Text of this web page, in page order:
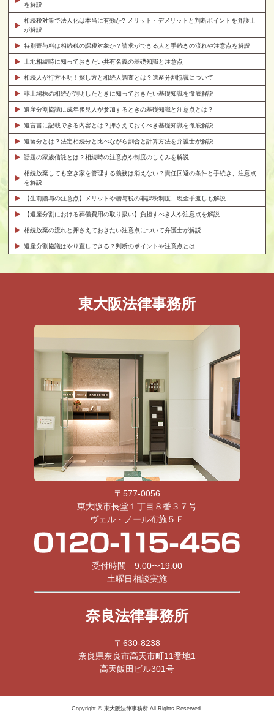
を解説
相続税対策で法人化は本当に有効か? メリット・デメリットと判断ポイントを弁護士
が解説
特別寄与料は相続税の課税対象か？請求ができる人と手続きの流れや注意点を解説
土地相続時に知っておきたい共有名義の基礎知識と注意点
相続人が行方不明！探し方と相続人調査とは？遺産分割協議について
非上場株の相続が判明したときに知っておきたい基礎知識を徹底解説
遺産分割協議に成年後見人が参加するときの基礎知識と注意点とは？
遺言書に記載できる内容とは？押さえておくべき基礎知識を徹底解説
遺留分とは？法定相続分と比べながら割合と計算方法を弁護士が解説
話題の家族信託とは？相続時の注意点や制度のしくみを解説
相続放棄しても空き家を管理する義務は消えない？責任回避の条件と手続き、注意点
を解説
【生前贈与の注意点】メリットや贈与税の非課税制度、現金手渡しも解説
【遺産分割における葬儀費用の取り扱い】負担すべき人や注意点を解説
相続放棄の流れと押さえておきたい注意点について弁護士が解説
遺産分割協議はやり直しできる？判断のポイントや注意点とは
東大阪法律事務所
〒577-0056
東大阪市長堂１丁目８番３７号
ヴェル・ノール布施５Ｆ
受付時間 9:00〜19:00
土曜日相談実施
奈良法律事務所
〒630-8238
奈良県奈良市高天市町11番地1
高天飯田ビル301号
Copyright © 東大阪法律事務所 All Rights Reserved.